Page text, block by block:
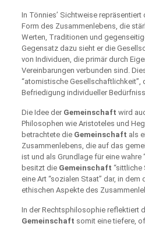
In Tönnies’ Sichtweise repräsentiert
Form des Zusammenlebens, die
Werten, Traditionen und
Gegensatz dazu sieht er die
von Individuen, die primär durch
Vereinbarungen verbunden sind.
“atomistische Gesellschaftlichkeit”,
Befriedigung individueller
Die Idee der Gemeinschaft wird
Philosophen wie Aristoteles und
betrachtete die Gemeinschaft als
Zusammenlebens, die auf das
ist und als Grundlage für eine wahre
besitzt die Gemeinschaft “sittliche
eine Art “sozialen Staat” dar, in dem
ethischen Aspekte des
In der Rechtsphilosophie reflektiert
Gemeinschaft somit eine tiefere,